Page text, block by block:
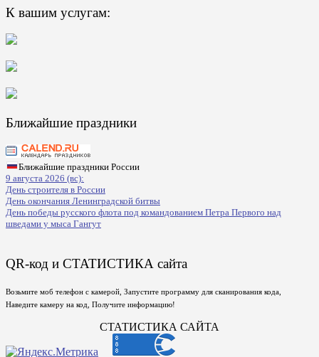
К вашим услугам:
Ближайшие праздники
Ближайшие праздники России
9 августа 2026 (вс):
День строителя в России
День окончания Ленинградской битвы
День победы русского флота под командованием Петра Первого над
шведами у мыса Гангут
QR-код и СТАТИСТИКА сайта
Возьмите моб телефон с камерой, Запустите программу для сканирования кода,
Наведите камеру на код, Получите информацию!
СТАТИСТИКА САЙТА